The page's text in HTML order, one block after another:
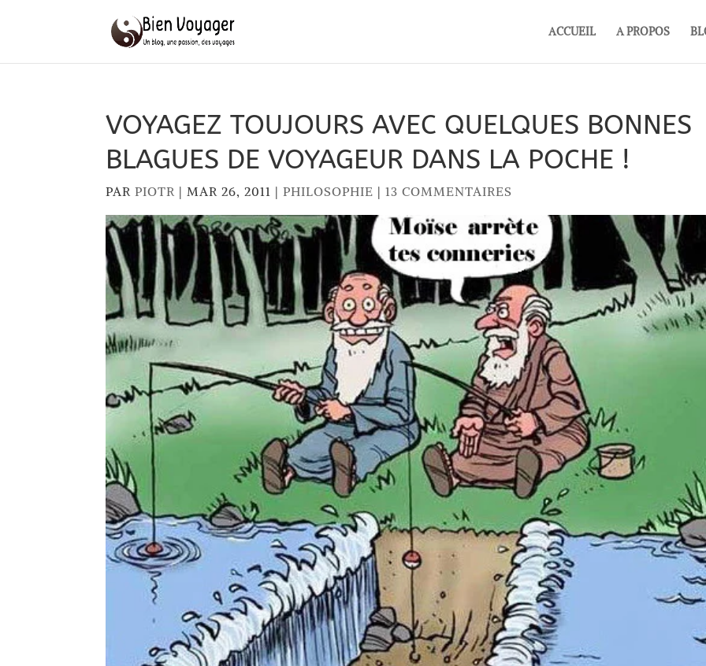
ACCUEIL A PROPOS
VOYAGEZ TOUJOURS AVEC QUELQUES BONNES
BLAGUES DE VOYAGEUR DANS LA POCHE !
PARPIOTR |MAR 26, 2011 |PHILOSOPHIE |13 COMMENTAIRES